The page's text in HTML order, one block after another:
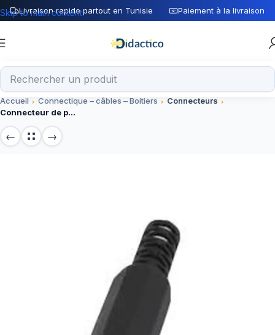
Livraison rapide partout en Tunisie Paiement à la livraison
Skip to main content
Accueil Connectique – câbles – Boitiers
Connecteurs
Connecteur de prise d’alimentation Male DC 2.1*5.5mm